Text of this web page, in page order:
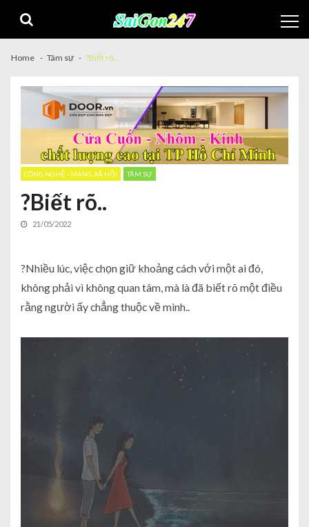
Home Tâm sự ?Biết rõ..
CÔNG NGHỆ - MẠNG XÃ HỘI TÂM SỰ
?Biết rõ..
21/05/2022
?Nhiều lúc, việc chọn giữ khoảng cách với một ai đó,
không phải vì không quan tâm, mà là đã biết rõ một điều
rằng người ấy chẳng thuộc về mình..